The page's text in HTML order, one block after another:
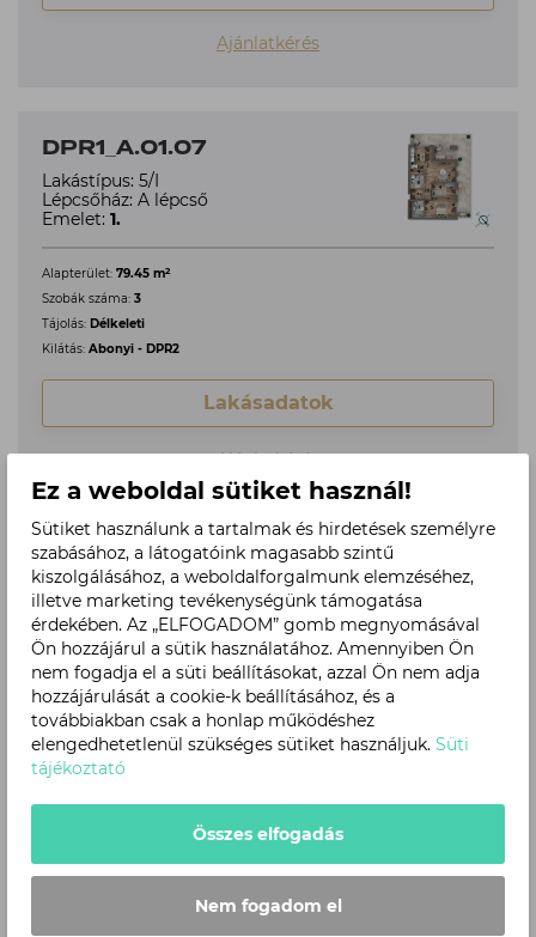
Ajánlatkérés
DPR1_A.01.07
Lakástípus: 5/I
Lépcsőház: A lépcső
Emelet: 1.
Alapterület: 79.45 m2
Szobák száma: 3
Tájolás: Délkeleti
Kilátás: Abonyi - DPR2
Lakásadatok
Ajánlatkérés
DPR2_A.01.02
Lakástípus: 6/DT
Lépcsőház: A lépcső
Emelet:1.
Alapterület:82.73 m
Szobák száma:4
Tájolás:Déli
Kilátás:Abonyi - Irodaház távol
Ajánlatkérés
Ez a weboldal sütiket használ!
Sütiket használunk a tartalmak és hirdetések személyre
szabásához, a látogatóink magasabb szintű
kiszolgálásához, a weboldalforgalmunk elemzéséhez,
illetve marketing tevékenységünk támogatása
érdekében. Az „ELFOGADOM” gomb megnyomásával
Ön hozzájárul a sütik használatához. Amennyiben Ön
nem fogadja el a süti beállításokat, azzal Ön nem adja
hozzájárulását a cookie-k beállításához, és a
továbbiakban csak a honlap működéshez
elengedhetetlenül szükséges sütiket használjuk. Süti
tájékoztató
Összes elfogadás
Nem fogadom el